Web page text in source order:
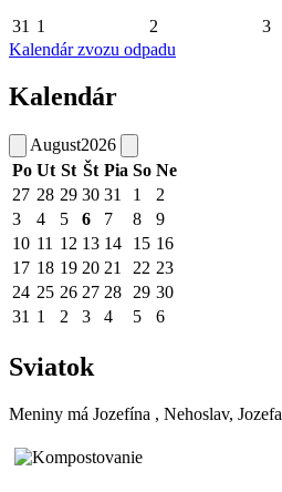
31 1 2 3
Kalendár zvozu odpadu
Kalendár
August2026
Po Ut St Št Pia So Ne
27 28 29 30 31 1
2
3
4 5 6 7 8
9
10 11 12 13 14 15 16
17 18 19 20 21 22 23
24 25 26 27 28 29 30
31 1 2 3 4 5 6
Sviatok
Meniny má Jozefína , Nehoslav, Jozefa